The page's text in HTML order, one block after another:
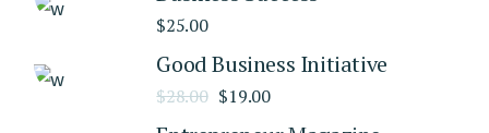
$25.00
Good Business Initiative
$28.00 $19.00